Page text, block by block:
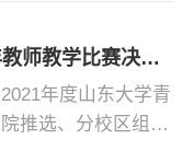
学促进与教师发展
知...
关于举办2021年度山东大学青年教师教学比赛决赛的通知
年度山东大学青
推选、分校区组织